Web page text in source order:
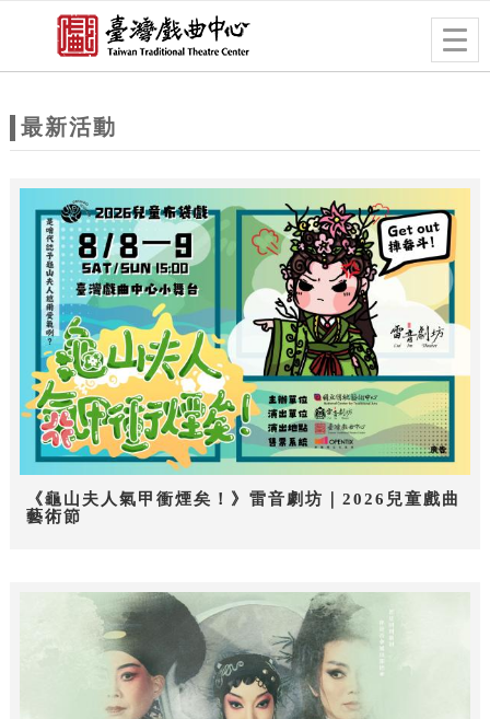
站
題
跳到主要內容
網站導覽
最新活動
《龜山夫人氣甲衝煙矣！》雷音劇坊｜2026兒童戲曲
藝術節